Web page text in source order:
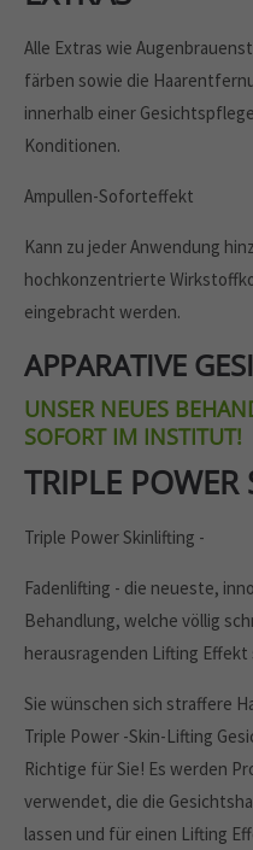
Alle Extras wie
färben sowie die
innerhalb einer
Konditionen.
Ampullen-Soforteffekt
Kann zu jeder Anwendung
hochkonzentrierte
eingebracht werden.
APPARATIVE
UNSER NEUES
SOFORT IM INSTITUT!
TRIPLE
Triple Power Skinlifting -
Fadenlifting - die neueste,
Behandlung, welche völlig
herausragenden Lifting Effekt
Sie wünschen sich straffere
Triple Power -Skin-Lifting
Richtige für Sie! Es werden
verwendet, die die
lassen und für einen Lifting